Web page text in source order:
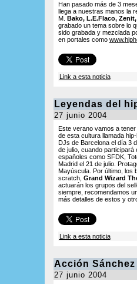
Han pasado más de 3
llega a nuestras manos la
M. Bako, L.E.Flaco,
grabado un tema sobre lo
sido grabada y mezclada
en portales como
Link a esta noticia
Leyendas del
27 junio 2004
Este verano vamos a
de esta cultura llamada
DJs de Barcelona el día 3
de julio, cuando
españoles como SFDK,
Madrid el 21 de julio.
Mayúscula. Por último, los
scratch, Grand Wizard
actuarán los grupos del
siempre, recomendamos
más detalles de estos y
Link a esta noticia
Acción
27 junio 2004